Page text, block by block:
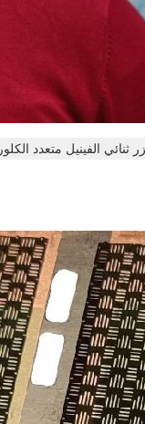
ثنائي الفينيل متعدد الكلور